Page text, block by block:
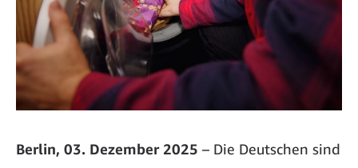
Berlin, 03. Dezember 2025 – Die Deutschen sind